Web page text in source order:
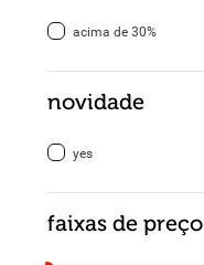
acima de 30%
novidade
yes
faixas de preço